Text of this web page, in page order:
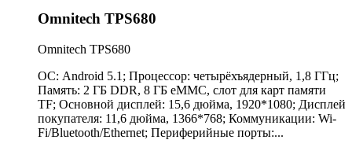
Omnitech TPS680
Omnitech TPS680
ОС: Android 5.1; Процессор: четырёхъядерный, 1,8 ГГц;
Память: 2 ГБ DDR, 8 ГБ eMMC, слот для карт памяти
TF; Основной дисплей: 15,6 дюйма, 1920*1080; Дисплей
покупателя: 11,6 дюйма, 1366*768; Коммуникации: Wi-
Fi/Bluetooth/Ethernet; Периферийные порты:...